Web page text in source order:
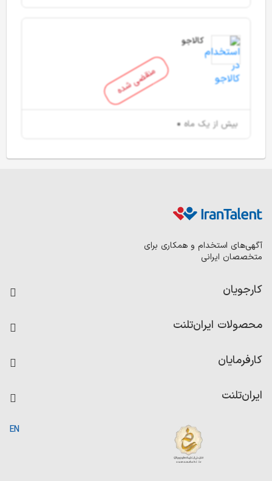
منقضی شده
کالاجو
بیش از یک ماه
آگهی‌های استخدام و همکاری برای
متخصصان ایرانی
کارجویان
رزومه ساز
امتیاز شرکت‌ها
محصولات ایران‌تلنت
کاردیکس
کارفرمایان
ایران‌تلنت
EN